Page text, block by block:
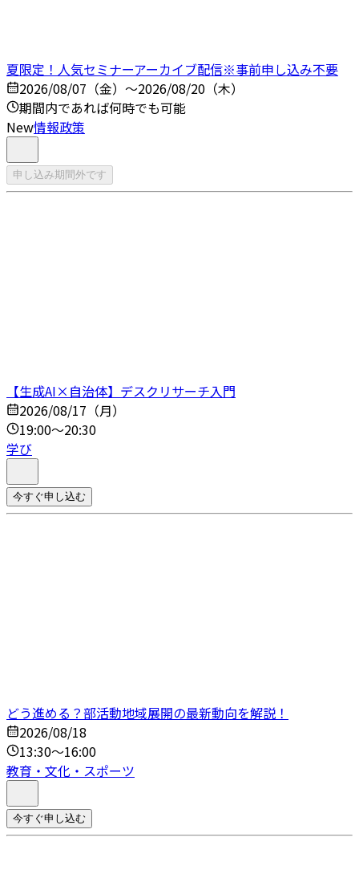
夏限定！人気セミナーアーカイブ配信※事前申し込み不要
2026/08/07（金）～2026/08/20（木）
期間内であれば何時でも可能
New情報政策
申し込み期間外です
【生成AI×自治体】デスクリサーチ入門
2026/08/17（月）
19:00～20:30
学び
今すぐ申し込む
どう進める？部活動地域展開の最新動向を解説！
2026/08/18
13:30～16:00
教育・文化・スポーツ
今すぐ申し込む